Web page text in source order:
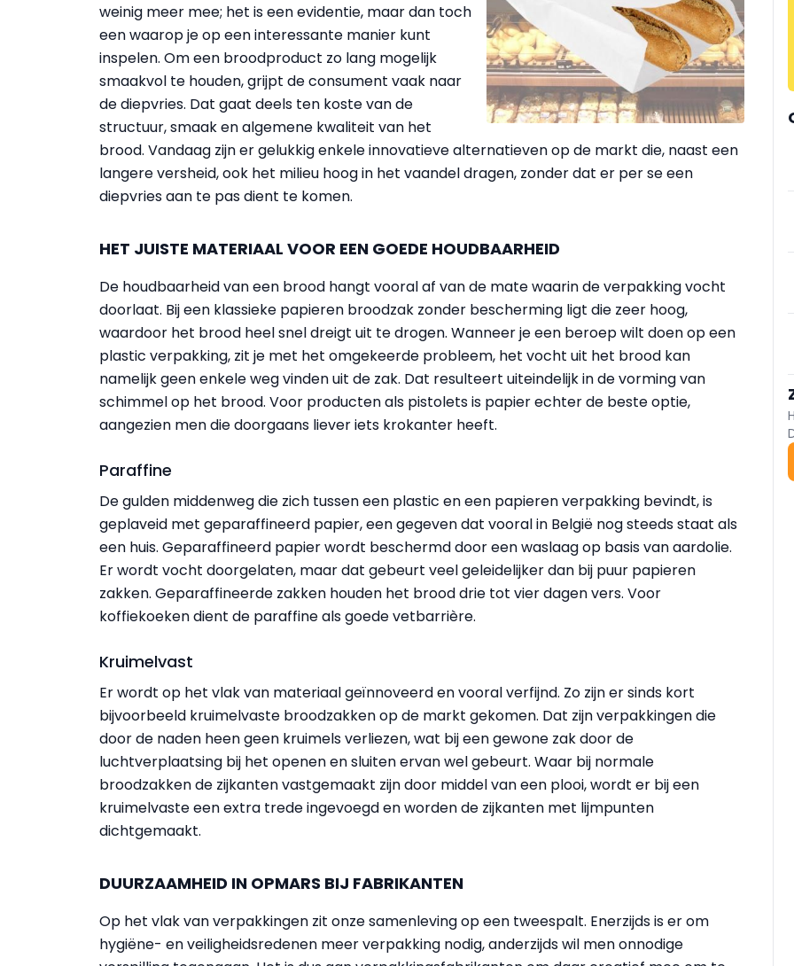
weinig meer mee; het is een evidentie, maar dan toch
een waarop je op een interessante manier kunt
inspelen. Om een broodproduct zo lang mogelijk
smaakvol te houden, grijpt de consument vaak naar
de diepvries. Dat gaat deels ten koste van de
structuur, smaak en algemene kwaliteit van het
brood. Vandaag zijn er gelukkig enkele innovatieve alternatieven op de markt die, naast een
langere versheid, ook het milieu hoog in het vaandel dragen, zonder dat er per se een
diepvries aan te pas dient te komen.
HET JUISTE MATERIAAL VOOR EEN GOEDE HOUDBAARHEID
De houdbaarheid van een brood hangt vooral af van de mate waarin de verpakking vocht
doorlaat. Bij een klassieke papieren broodzak zonder bescherming ligt die zeer hoog,
waardoor het brood heel snel dreigt uit te drogen. Wanneer je een beroep wilt doen op een
plastic verpakking, zit je met het omgekeerde probleem, het vocht uit het brood kan
namelijk geen enkele weg vinden uit de zak. Dat resulteert uiteindelijk in de vorming van
schimmel op het brood. Voor producten als pistolets is papier echter de beste optie,
aangezien men die doorgaans liever iets krokanter heeft.
Paraffine
De gulden middenweg die zich tussen een plastic en een papieren verpakking bevindt, is
geplaveid met geparaffineerd papier, een gegeven dat vooral in België nog steeds staat als
een huis. Geparaffineerd papier wordt beschermd door een waslaag op basis van aardolie.
Er wordt vocht doorgelaten, maar dat gebeurt veel geleidelijker dan bij puur papieren
zakken. Geparaffineerde zakken houden het brood drie tot vier dagen vers. Voor
koffiekoeken dient de paraffine als goede vetbarrière.
Kruimelvast
Er wordt op het vlak van materiaal geïnnoveerd en vooral verfijnd. Zo zijn er sinds kort
bijvoorbeeld kruimelvaste broodzakken op de markt gekomen. Dat zijn verpakkingen die
door de naden heen geen kruimels verliezen, wat bij een gewone zak door de
luchtverplaatsing bij het openen en sluiten ervan wel gebeurt. Waar bij normale
broodzakken de zijkanten vastgemaakt zijn door middel van een plooi, wordt er bij een
kruimelvaste een extra trede ingevoegd en worden de zijkanten met lijmpunten
dichtgemaakt.
DUURZAAMHEID IN OPMARS BIJ FABRIKANTEN
Op het vlak van verpakkingen zit onze samenleving op een tweespalt. Enerzijds is er om
hygiëne- en veiligheidsredenen meer verpakking nodig, anderzijds wil men onnodige